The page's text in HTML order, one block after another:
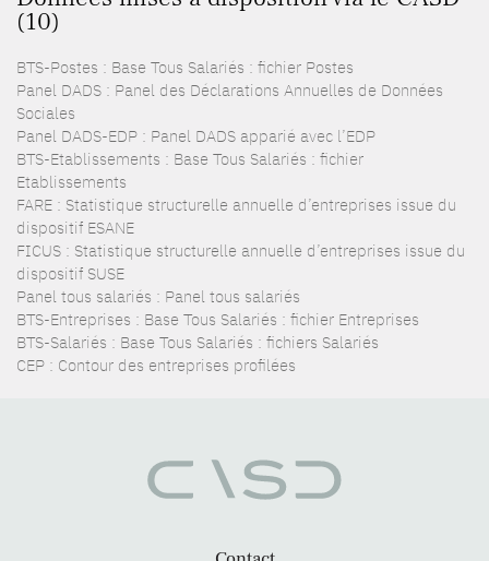
(10)
BTS-Postes : Base Tous Salariés : fichier Postes
Panel DADS : Panel des Déclarations Annuelles de Données
Sociales
Panel DADS-EDP : Panel DADS apparié avec l’EDP
BTS-Etablissements : Base Tous Salariés : fichier
Etablissements
FARE : Statistique structurelle annuelle d’entreprises issue du
dispositif ESANE
FICUS : Statistique structurelle annuelle d’entreprises issue du
dispositif SUSE
Panel tous salariés : Panel tous salariés
BTS-Entreprises : Base Tous Salariés : fichier Entreprises
BTS-Salariés : Base Tous Salariés : fichiers Salariés
CEP : Contour des entreprises profilées